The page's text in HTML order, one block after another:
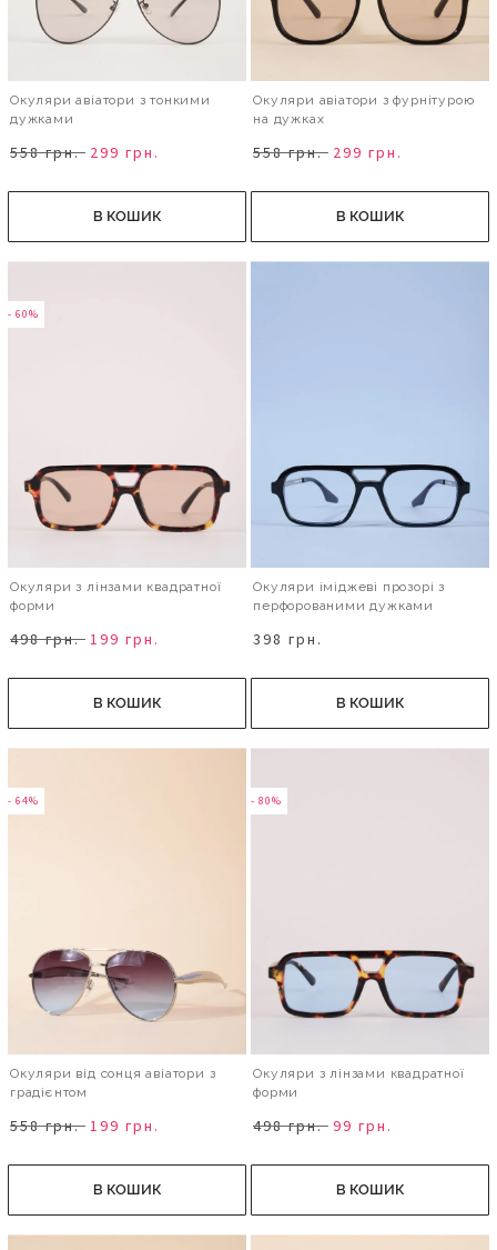
Окуляри авіатори з тонкими
дужками
558 грн. 299 грн.
В КОШИК
Окуляри авіатори з фурнітурою
на дужках
558 грн. 299 грн.
В КОШИК
- 60%
Окуляри з лінзами квадратної
форми
498 грн. 199 грн.
В КОШИК
Окуляри іміджеві прозорі з
перфорованими дужками
398 грн.
В КОШИК
- 64%
Окуляри від сонця авіатори з
градієнтом
558 грн. 199 грн.
В КОШИК
- 80%
Окуляри з лінзами квадратної
форми
498 грн. 99 грн.
В КОШИК